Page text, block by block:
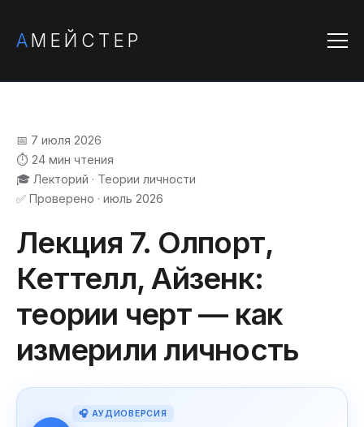
АМЕЙСТЕР
📅 7 июля 2026
⏱️ 24 мин чтения
🎓 Лекторий · Теории личности
✅ Проверено · июль 2026
Лекция 7. Олпорт,
Кеттелл, Айзенк:
теории черт — как
измерили личность
🎧 АУДИОВЕРСИЯ